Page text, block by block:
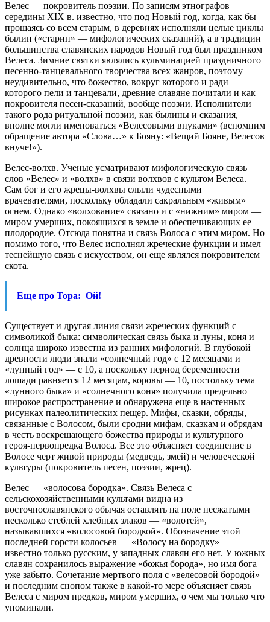
Велес — покровитель поэзии. По записям этнографов
середины XIX в. известно, что под Новый год, когда, как бы
прощаясь со всем старым, в деревнях исполняли целые циклы
былин («старин» — мифологических сказаний), а в традиции
большинства славянских народов Новый год был праздником
Велеса. Зимние святки являлись кульминацией праздничного
песенно-танцевального творчества всех жанров, поэтому
неудивительно, что божество, вокруг которого и ради
которого пели и танцевали, древние славяне почитали и как
покровителя песен-сказаний, вообще поэзии. Исполнители
такого рода ритуальной поэзии, как былины и сказания,
вполне могли именоваться «Велесовыми внуками» (вспомним
обращение автора «Слова…» к Бояну: «Вещий Бояне, Велесов
внуче!»).
Велес-волхв. Ученые усматривают мифологическую связь
слов «Велес» и «волхв» в связи волхвов с культом Велеса.
Сам бог и его жрецы-волхвы слыли чудесными
врачевателями, поскольку обладали сакральным «живым»
огнем. Однако «волхование» связано и с «нижним» миром —
миром умерших, покоящихся в земле и обеспечивающих ее
плодородие. Отсюда понятна и связь Волоса с этим миром. Но
помимо того, что Велес исполнял жреческие функции и имел
теснейшую связь с искусством, он еще являлся покровителем
скота.
Еще про Тора: Ой!
Существует и другая линия связи жреческих функций с
символикой быка: символическая связь быка и луны, коня и
солнца широко известна из ранних мифологий. В глубокой
древности люди знали «солнечный год» с 12 месяцами и
«лунный год» — с 10, а поскольку период беременности
лошади равняется 12 месяцам, коровы — 10, постольку тема
«лунного быка» и «солнечного коня» получила предельно
широкое распространение и обнаружена еще в настенных
рисунках палеолитических пещер. Мифы, сказки, обряды,
связанные с Волосом, были сродни мифам, сказкам и обрядам
в честь воскрешающего божества природы и культурного
героя-первопредка Волоса. Все это объясняет соединение в
Волосе черт живой природы (медведь, змей) и человеческой
культуры (покровитель песен, поэзии, жрец).
Велес — «волосова бородка». Связь Велеса с
сельскохозяйственными культами видна из
восточнославянского обычая оставлять на поле несжатыми
несколько стеблей хлебных злаков — «волотей»,
называвшихся «волосовой бородкой». Обозначение этой
последней горсти колосьев — «Волосу на бородку» —
известно только русским, у западных славян его нет. У южных
славян сохранилось выражение «божья борода», но имя бога
уже забыто. Сочетание мертвого поля с «велесовой бородой»
и последним снопом также в какой-то мере объясняет связь
Велеса с миром предков, миром умерших, о чем мы только что
упоминали.